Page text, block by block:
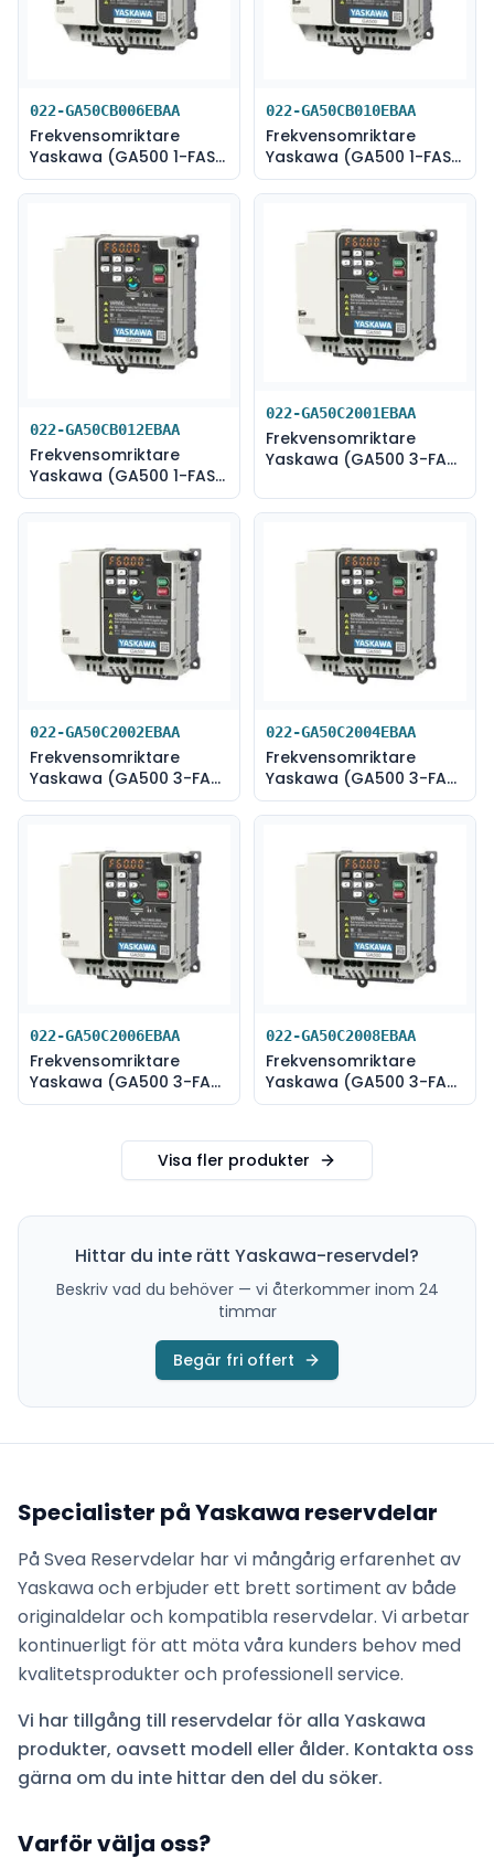
022-GA50CB006EBAA
Frekvensomriktare
Yaskawa (GA500 1-FAS
230V-1,1 kW)
022-GA50CB010EBAA
Frekvensomriktare
Yaskawa (GA500 1-FAS
230V-1,5 kW)
022-GA50CB012EBAA
Frekvensomriktare
Yaskawa (GA500 1-FAS
230V-2,2 kW)
022-GA50C2001EBAA
Frekvensomriktare
Yaskawa (GA500 3-FAS
022-GA50C2002EBAA
Frekvensomriktare
Yaskawa (GA500 3-FAS
230V-0,25 kW)
022-GA50C2004EBAA
Frekvensomriktare
Yaskawa (GA500 3-FAS
230V-0,55 kW)
022-GA50C2006EBAA
Frekvensomriktare
Yaskawa (GA500 3-FAS
230V-1,1 kW)
022-GA50C2008EBAA
Frekvensomriktare
Yaskawa (GA500 3-FAS
230V-1,1 kW)
Visa fler produkter
Hittar du inte rätt Yaskawa-reservdel?
Beskriv vad du behöver — vi återkommer inom 24
timmar
Begär fri offert
Specialister påYaskawa reservdelar
På Svea Reservdelar har vi mångårig erfarenhet av
Yaskawaoch erbjuder ett brett sortiment av både
originaldelar och kompatibla reservdelar. Vi arbetar
kontinuerligt för att möta våra kunders behov med
kvalitetsprodukter och professionell service.
Vi har tillgång till reservdelar för alla Yaskawa
produkter, oavsett modell eller ålder. Kontakta oss
gärna om du inte hittar den del du söker.
Varför välja oss?